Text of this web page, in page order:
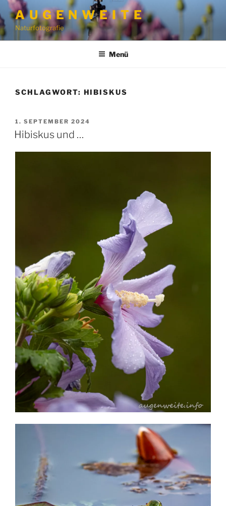
Zum
Inhalt
springen
A U G E N W E I T E
Naturfotografie
Menü
SCHLAGWORT: HIBISKUS
VERÖFFENTLICHT
AM
1. SEPTEMBER 2024
Hibiskus und …